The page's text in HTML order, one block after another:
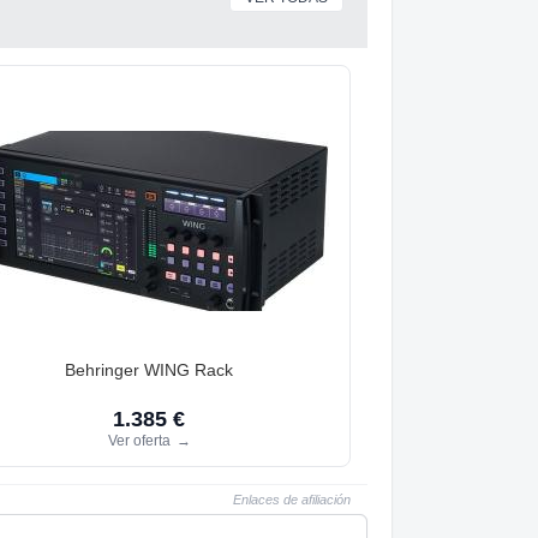
Behringer WING Rack
1.385 €
Ver oferta →
Enlaces de afiliación